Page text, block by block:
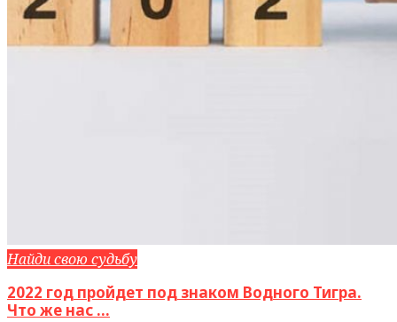
Найди свою судьбу
2022 год пройдет под знаком Водного Тигра.
Что же нас ...